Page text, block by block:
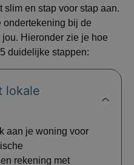
slim en stap voor stap aan.
ondertekening bij de
Hieronder zie je hoe
duidelijke stappen:
lokale
aan je woning voor
rekening met